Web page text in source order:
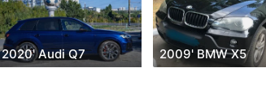
2020' Audi Q7 2009' BMW X5